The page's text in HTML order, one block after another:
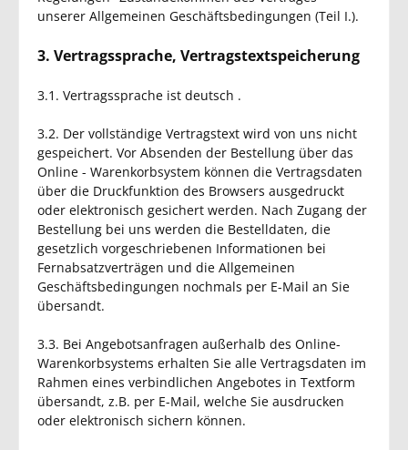
unserer Allgemeinen Geschäftsbedingungen (Teil I.).
3. Vertragssprache, Vertragstextspeicherung
3.1. Vertragssprache ist deutsch .
3.2. Der vollständige Vertragstext wird von uns nicht
gespeichert. Vor Absenden der Bestellung über das
Online - Warenkorbsystem können die Vertragsdaten
über die Druckfunktion des Browsers ausgedruckt
oder elektronisch gesichert werden. Nach Zugang der
Bestellung bei uns werden die Bestelldaten, die
gesetzlich vorgeschriebenen Informationen bei
Fernabsatzverträgen und die Allgemeinen
Geschäftsbedingungen nochmals per E-Mail an Sie
übersandt.
3.3. Bei Angebotsanfragen außerhalb des Online-
Warenkorbsystems erhalten Sie alle Vertragsdaten im
Rahmen eines verbindlichen Angebotes in Textform
übersandt, z.B. per E-Mail, welche Sie ausdrucken
oder elektronisch sichern können.